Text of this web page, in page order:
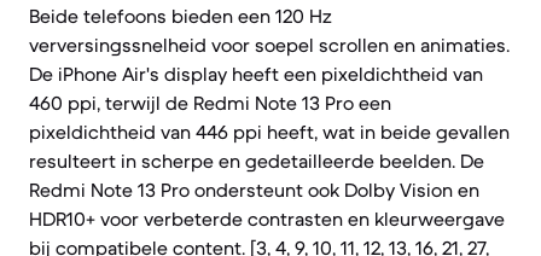
Beide telefoons bieden een 120 Hz
verversingssnelheid voor soepel scrollen en animaties.
De iPhone Air's display heeft een pixeldichtheid van
460 ppi, terwijl de Redmi Note 13 Pro een
pixeldichtheid van 446 ppi heeft, wat in beide gevallen
resulteert in scherpe en gedetailleerde beelden. De
Redmi Note 13 Pro ondersteunt ook Dolby Vision en
HDR10+ voor verbeterde contrasten en kleurweergave
bij compatibele content. [3, 4, 9, 10, 11, 12, 13, 16, 21, 27,